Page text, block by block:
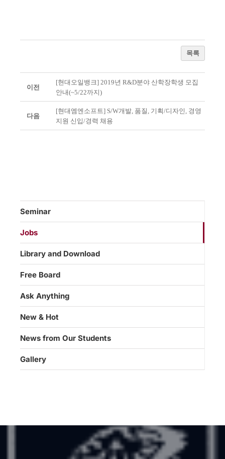
목록
이전
[현대오일뱅크] 2019년 R&D분야 산학장학생 모집
안내(~5/22까지)
다음
[현대엠엔소프트] S/W개발, 품질, 기획/디자인, 경영
지원 신입/경력 채용
Seminar
Jobs
Library and Download
Free Board
Ask Anything
New & Hot
News from Our Students
Gallery